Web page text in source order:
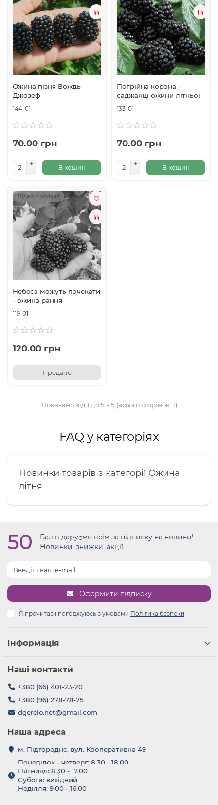
Ожина пізня Вождь
Джозеф
144-01
70.00 грн
В кошик
Потрійна корона -
саджанці ожини літньої
133-01
70.00 грн
В кошик
Лідер продаж!
Небеса можуть почекати
- ожина рання
119-01
120.00 грн
Продано
Показано від 1 до 5 з 5 (всього сторінок: 1)
FAQ у категоріях
Новинки товарів з категорії Ожина
літня
50
Балів даруємо всім за підписку на новини!
Новинки, знижки, акції.
Оформити підписку
Я прочитав і погоджуюсь з умовами Політика безпеки
Інформація
Наші контакти
+380 (66) 401-23-20
+380 (96) 278-78-75
dgerelo.net@gmail.com
Наша адреса
м. Підгороднє, вул. Кооперативна 49
Понеділок - четверг: 8.30 - 18.00
Пятниця: 8.30 - 17.00
Субота: вихідний
Неділля: 9.00 - 16.00